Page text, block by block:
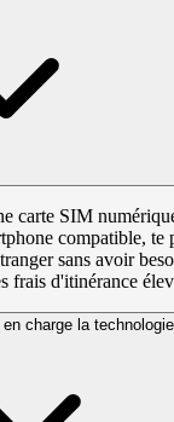
carte SIM
compatible, te
sans avoir
frais d'itinérance
charge la